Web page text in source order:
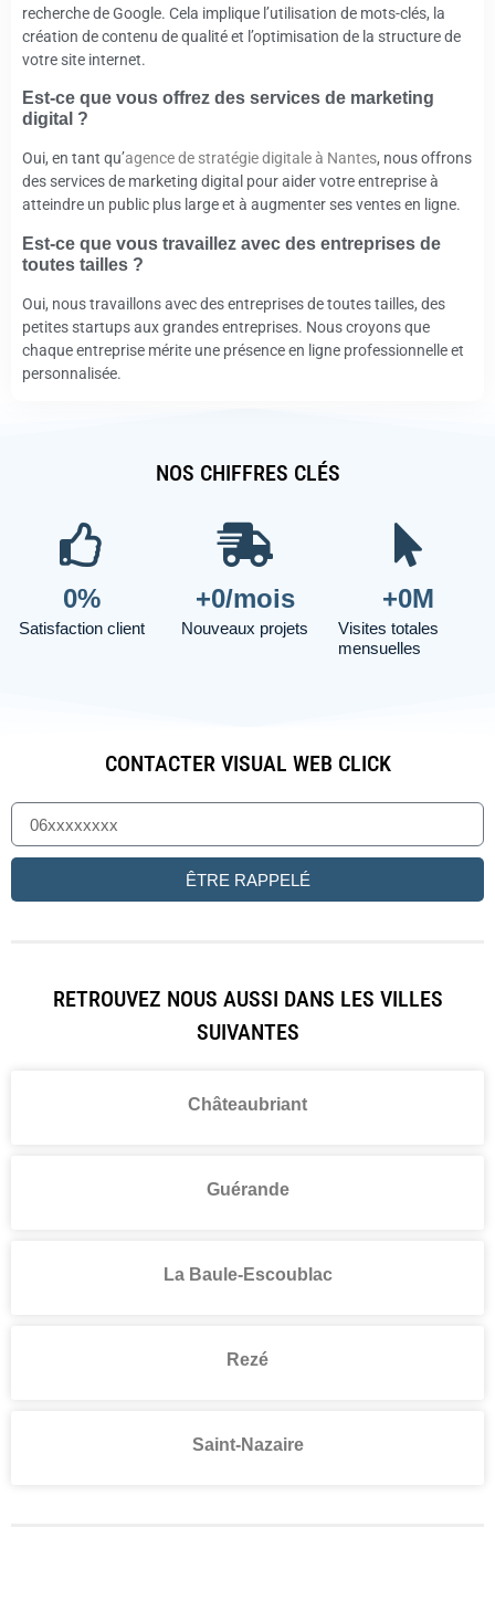
recherche de Google. Cela implique l’utilisation de mots-clés, la
création de contenu de qualité et l’optimisation de la structure de
votre site internet.
Est-ce que vous offrez des services de marketing
digital ?
Oui, en tant qu’agence de stratégie digitale à Nantes, nous offrons
des services de marketing digital pour aider votre entreprise à
atteindre un public plus large et à augmenter ses ventes en ligne.
Est-ce que vous travaillez avec des entreprises de
toutes tailles ?
Oui, nous travaillons avec des entreprises de toutes tailles, des
petites startups aux grandes entreprises. Nous croyons que
chaque entreprise mérite une présence en ligne professionnelle et
personnalisée.
NOS CHIFFRES CLÉS
Satisfaction client
0%
Nouveaux projets
+0/mois
Visites totales
mensuelles
+0M
CONTACTER VISUAL WEB CLICK
ÊTRE RAPPELÉ
RETROUVEZ NOUS AUSSI DANS LES VILLES
SUIVANTES
Châteaubriant
Guérande
La Baule-Escoublac
Rezé
Saint-Nazaire